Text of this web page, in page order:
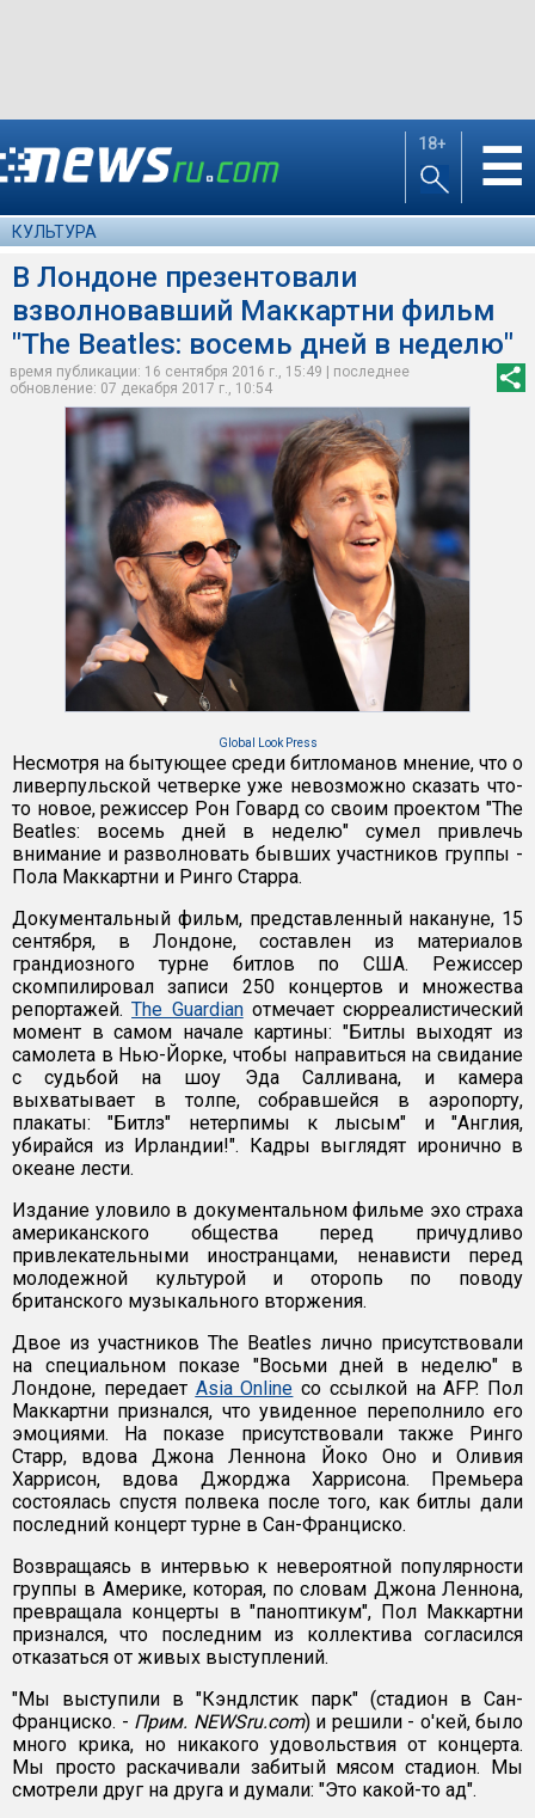
18+ ☰
КУЛЬТУРА
В Лондоне презентовали
взволновавший Маккартни фильм
"The Beatles: восемь дней в неделю"
время публикации: 16 сентября 2016 г., 15:49 | последнее
обновление: 07 декабря 2017 г., 10:54
Global Look Press
Несмотря на бытующее среди битломанов мнение, что о
ливерпульской четверке уже невозможно сказать что-
то новое, режиссер Рон Говард со своим проектом "The
Beatles: восемь дней в неделю" сумел привлечь
внимание и разволновать бывших участников группы -
Пола Маккартни и Ринго Старра.
Документальный фильм, представленный накануне, 15
сентября, в Лондоне, составлен из материалов
грандиозного турне битлов по США. Режиссер
скомпилировал записи 250 концертов и множества
репортажей.The Guardianотмечает сюрреалистический
момент в самом начале картины: "Битлы выходят из
самолета в Нью-Йорке, чтобы направиться на свидание
с судьбой на шоу Эда Салливана, и камера
выхватывает в толпе, собравшейся в аэропорту,
плакаты: "Битлз" нетерпимы к лысым" и "Англия,
убирайся из Ирландии!". Кадры выглядят иронично в
океане лести.
Издание уловило в документальном фильме эхо страха
американского общества перед причудливо
привлекательными иностранцами, ненависти перед
молодежной культурой и оторопь по поводу
британского музыкального вторжения.
Двое из участников The Beatles лично присутствовали
на специальном показе "Восьми дней в неделю" в
Лондоне, передает Asia Online со ссылкой на AFP. Пол
Маккартни признался, что увиденное переполнило его
эмоциями. На показе присутствовали также Ринго
Старр, вдова Джона Леннона Йоко Оно и Оливия
Харрисон, вдова Джорджа Харрисона. Премьера
состоялась спустя полвека после того, как битлы дали
последний концерт турне в Сан-Франциско.
Возвращаясь в интервью к невероятной популярности
группы в Америке, которая, по словам Джона Леннона,
превращала концерты в "паноптикум", Пол Маккартни
признался, что последним из коллектива согласился
отказаться от живых выступлений.
"Мы выступили в "Кэндлстик парк" (стадион в Сан-
Франциско. - Прим. NEWSru.com) и решили - о'кей, было
много крика, но никакого удовольствия от концерта.
Мы просто раскачивали забитый мясом стадион. Мы
смотрели друг на друга и думали: "Это какой-то ад".